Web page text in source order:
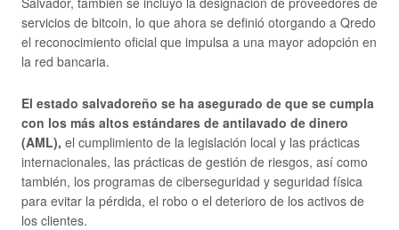
servicios de bitcoin, lo que ahora se definió otorgando a Qredo
el reconocimiento oficial que impulsa a una mayor adopción en
la red bancaria.
El estado salvadoreño se ha asegurado de que se cumpla
con los más altos estándares de antilavado de dinero
(AML), el cumplimiento de la legislación local y las prácticas
internacionales, las prácticas de gestión de riesgos, así como
también, los programas de ciberseguridad y seguridad física
para evitar la pérdida, el robo o el deterioro de los activos de
los clientes.